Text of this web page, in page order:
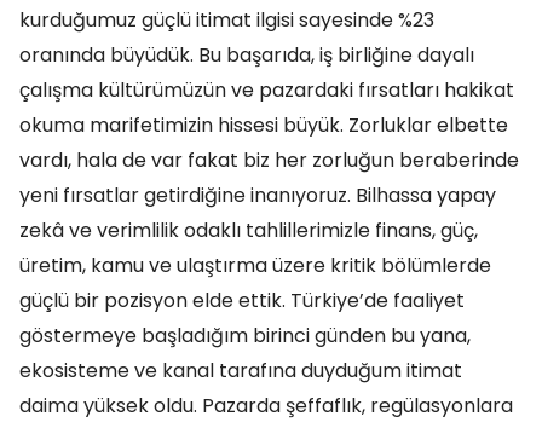
kurduğumuz güçlü itimat ilgisi sayesinde %23
oranında büyüdük. Bu başarıda, iş birliğine dayalı
çalışma kültürümüzün ve pazardaki fırsatları hakikat
okuma marifetimizin hissesi büyük. Zorluklar elbette
vardı, hala de var fakat biz her zorluğun beraberinde
yeni fırsatlar getirdiğine inanıyoruz. Bilhassa yapay
zekâ ve verimlilik odaklı tahlillerimizle finans, güç,
üretim, kamu ve ulaştırma üzere kritik bölümlerde
güçlü bir pozisyon elde ettik. Türkiye’de faaliyet
göstermeye başladığım birinci günden bu yana,
ekosisteme ve kanal tarafına duyduğum itimat
daima yüksek oldu. Pazarda şeffaflık, regülasyonlara